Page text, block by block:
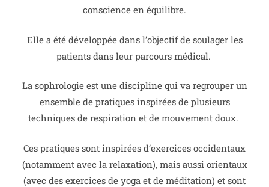
conscience en équilibre.
Elle a été développée dans l’objectif de soulager les
patients dans leur parcours médical.
La sophrologie est une discipline qui va regrouper un
ensemble de pratiques inspirées de plusieurs
techniques de respiration et de mouvement doux.
Ces pratiques sont inspirées d’exercices occidentaux
(notamment avec la relaxation), mais aussi orientaux
(avec des exercices de yoga et de méditation) et sont